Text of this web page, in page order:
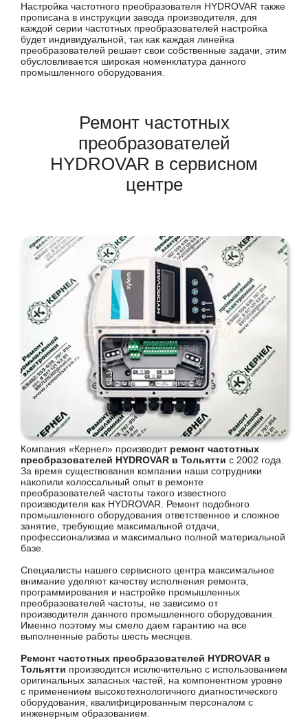
Настройка частотного преобразователя HYDROVAR также
прописана в инструкции завода производителя, для
каждой серии частотных преобразователей настройка
будет индивидуальной, так как каждая линейка
преобразователей решает свои собственные задачи, этим
обусловливается широкая номенклатура данного
промышленного оборудования.
Ремонт частотных
преобразователей
HYDROVAR в сервисном
центре
Компания «Кернел» производит ремонт частотных
преобразователей HYDROVAR в Тольятти с 2002 года.
За время существования компании наши сотрудники
накопили колоссальный опыт в ремонте
преобразователей частоты такого известного
производителя как HYDROVAR. Ремонт подобного
промышленного оборудования ответственное и сложное
занятие, требующие максимальной отдачи,
профессионализма и максимально полной материальной
базе.
Специалисты нашего сервисного центра максимальное
внимание уделяют качеству исполнения ремонта,
программирования и настройке промышленных
преобразователей частоты, не зависимо от
производителя данного промышленного оборудования.
Именно поэтому мы смело даем гарантию на все
выполненные работы шесть месяцев.
Ремонт частотных преобразователей HYDROVAR в
Тольятти производится исключительно с использованием
оригинальных запасных частей, на компонентном уровне
с применением высокотехнологичного диагностического
оборудования, квалифицированным персоналом с
инженерным образованием.